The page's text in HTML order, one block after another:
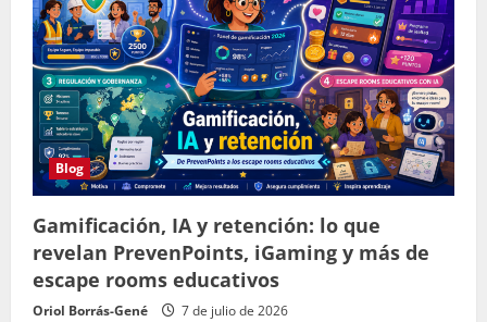
Blog
Gamificación, IA y retención: lo que
revelan PrevenPoints, iGaming y más de
escape rooms educativos
Oriol Borrás-Gené 7 de julio de 2026